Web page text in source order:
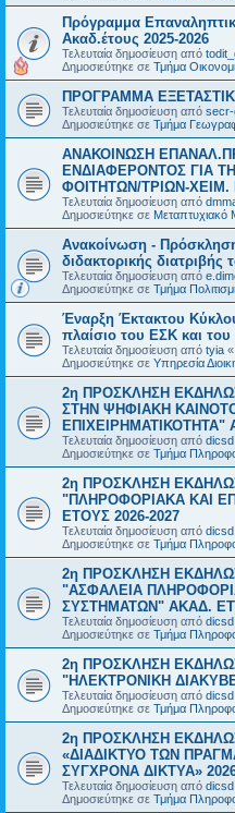
Πρόγραμμα
Ακαδ.έτους 2025-2026
Τελευταία δημοσίευση από
Δημοσιεύτηκε σε Τμήμα
ΠΡΟΓΡΑΜΜΑ
Τελευταία δημοσίευση από
Δημοσιεύτηκε σε Τμήμα
ΑΝΑΚΟΙΝΩΣΗ
ΕΝΔΙΑΦΕΡΟΝΤΟΣ ΓΙΑ
ΦΟΙΤΗΤΩΝ/ΤΡΙΩΝ-ΧΕΙΜ.
Τελευταία δημοσίευση από
Δημοσιεύτηκε σε Μεταπτυχιακό
Ανακοίνωση -
διδακτορικής
Τελευταία δημοσίευση από
Δημοσιεύτηκε σε Τμήμα
Έναρξη Έκτακτου
πλαίσιο του ΕΣΚ και του
Τελευταία δημοσίευση από tyia «
Δημοσιεύτηκε σε Υπηρεσία
2η ΠΡΟΣΚΛΗΣΗ
ΣΤΗΝ ΨΗΦΙΑΚΗ
ΕΠΙΧΕΙΡΗΜΑΤΙΚΟΤΗΤΑ"
Τελευταία δημοσίευση από dicsd
Δημοσιεύτηκε σε Τμήμα
2η ΠΡΟΣΚΛΗΣΗ
"ΠΛΗΡΟΦΟΡΙΑΚΑ ΚΑΙ
ΕΤΟΥΣ 2026-2027
Τελευταία δημοσίευση από dicsd
Δημοσιεύτηκε σε Τμήμα
2η ΠΡΟΣΚΛΗΣΗ
"ΑΣΦΑΛΕΙΑ
ΣΥΣΤΗΜΑΤΩΝ" ΑΚΑΔ.
Τελευταία δημοσίευση από dicsd
Δημοσιεύτηκε σε Τμήμα
2η ΠΡΟΣΚΛΗΣΗ
"ΗΛΕΚΤΡΟΝΙΚΗ
Τελευταία δημοσίευση από dicsd
Δημοσιεύτηκε σε Τμήμα
2η ΠΡΟΣΚΛΗΣΗ
«ΔΙΑΔΙΚΤΥΟ ΤΩΝ
ΣΥΓΧΡΟΝΑ ΔΙΚΤΥΑ»
Τελευταία δημοσίευση από dicsd
Δημοσιεύτηκε σε Τμήμα